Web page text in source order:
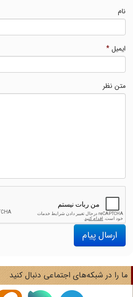
ایمیل*
متن نظر
ارسال پیام
را در شبکه‌های اجتماعی دنبال کنید